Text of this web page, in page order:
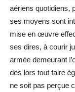
aériens quotidiens,
ses moyens sont
mise en œuvre
ses dires, à courir
armée demeurant
dès lors tout faire
ne soit pas perçue